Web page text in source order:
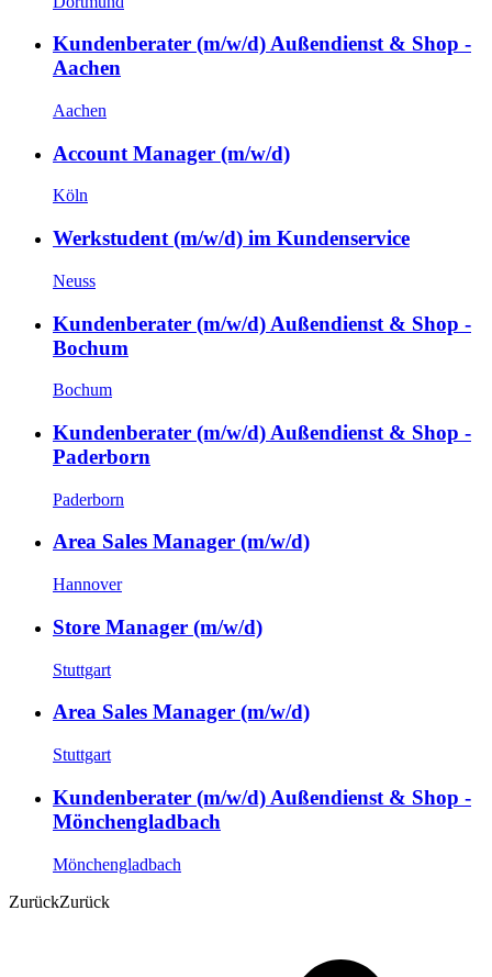
Kundenberater (m/w/d) Außendienst & Shop -
Aachen
Aachen
Account Manager (m/w/d)
Köln
Werkstudent (m/w/d) im Kundenservice
Neuss
Kundenberater (m/w/d) Außendienst & Shop -
Bochum
Bochum
Kundenberater (m/w/d) Außendienst & Shop -
Paderborn
Paderborn
Area Sales Manager (m/w/d)
Hannover
Store Manager (m/w/d)
Stuttgart
Area Sales Manager (m/w/d)
Stuttgart
Kundenberater (m/w/d) Außendienst & Shop -
Mönchengladbach
Mönchengladbach
ZurückZurück